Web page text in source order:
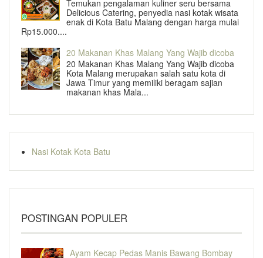
Temukan pengalaman kuliner seru bersama
Delicious Catering, penyedia nasi kotak wisata
enak di Kota Batu Malang dengan harga mulai
Rp15.000....
20 Makanan Khas Malang Yang Wajib dicoba
20 Makanan Khas Malang Yang Wajib dicoba
Kota Malang merupakan salah satu kota di
Jawa Timur yang memiliki beragam sajian
makanan khas Mala...
Nasi Kotak Kota Batu
POSTINGAN POPULER
Ayam Kecap Pedas Manis Bawang Bombay